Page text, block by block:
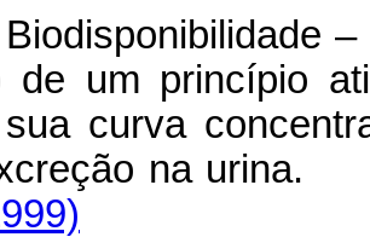
de um princípio
curva
na